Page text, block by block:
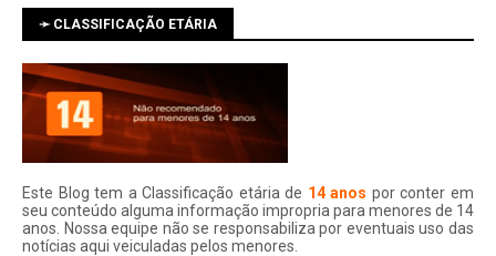
➛ CLASSIFICAÇÃO ETÁRIA
Este Blog tem a Classificação etária de 14 anos por conter em
seu conteúdo alguma informação impropria para menores de 14
anos. Nossa equipe não se responsabiliza por eventuais uso das
notí­cias aqui veiculadas pelos menores.